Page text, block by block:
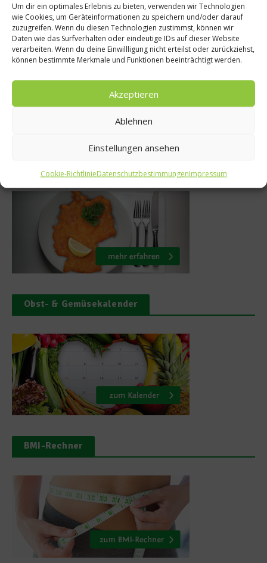
Um dir ein optimales Erlebnis zu bieten, verwenden wir Technologien
wie Cookies, um Geräteinformationen zu speichern und/oder darauf
zuzugreifen. Wenn du diesen Technologien zustimmst, können wir
Daten wie das Surfverhalten oder eindeutige IDs auf dieser Website
verarbeiten. Wenn du deine Einwillligung nicht erteilst oder zurückziehst,
können bestimmte Merkmale und Funktionen beeinträchtigt werden.
Akzeptieren
Ablehnen
Einstellungen ansehen
Cookie-RichtlinieDatenschutzbestimmungenImpressum
als
Helden
Kochen & Rezepte
Alles Pasta oder
welche Nudel-
es?
19. Januar 2011
Obst- & Gemüsekalender
BMI-Rechner